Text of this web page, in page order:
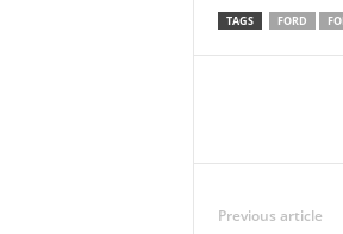
TAGS FORD
Previous article